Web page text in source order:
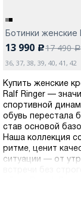
Ботинки
13 990 c17 490a
36, 37, 38, 39, 40, 41, 42
Купить женские
Ralf Ringer —
спортивной
обувь перестала
став основой
Наша коллекция
ритме, ценит
ситуации — от
материалов.
натуральная